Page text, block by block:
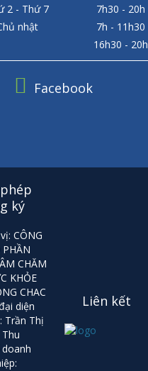
2 - Thứ 7
7h30 - 20h
nhật
7h - 11h30
16h30 - 20h
Facebook
ký
CÔNG
PHẦN
CHĂM
KHỎE
CHAC
diện
Trần Thị
Liên kết